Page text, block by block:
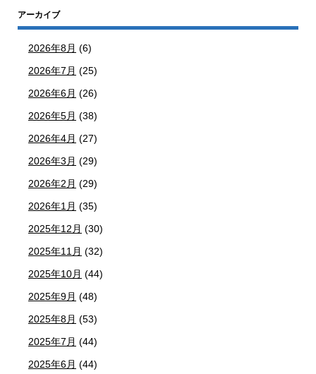
アーカイブ
2026年8月 (6)
2026年7月 (25)
2026年6月 (26)
2026年5月 (38)
2026年4月 (27)
2026年3月 (29)
2026年2月 (29)
2026年1月 (35)
2025年12月 (30)
2025年11月 (32)
2025年10月 (44)
2025年9月 (48)
2025年8月 (53)
2025年7月 (44)
2025年6月 (44)